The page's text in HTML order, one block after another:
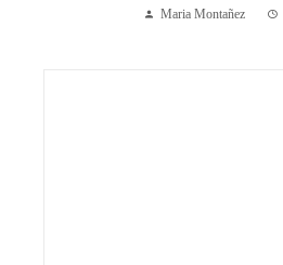
Maria Montañez